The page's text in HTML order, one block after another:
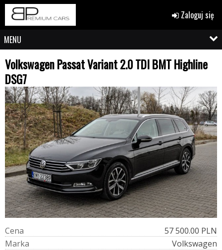
Zaloguj się
MENU
Volkswagen Passat Variant 2.0 TDI BMT Highline
DSG7
Cena
57 500.00 PLN
Marka
Volkswagen